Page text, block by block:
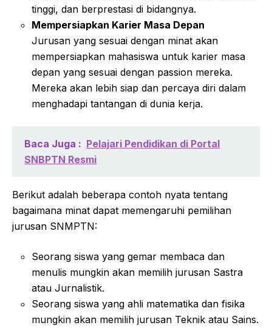
tinggi, dan berprestasi di bidangnya.
Mempersiapkan Karier Masa Depan
Jurusan yang sesuai dengan minat akan
mempersiapkan mahasiswa untuk karier masa
depan yang sesuai dengan passion mereka.
Mereka akan lebih siap dan percaya diri dalam
menghadapi tantangan di dunia kerja.
Baca Juga : Pelajari Pendidikan di Portal
SNBPTN Resmi
Berikut adalah beberapa contoh nyata tentang
bagaimana minat dapat memengaruhi pemilihan
jurusan SNMPTN:
Seorang siswa yang gemar membaca dan
menulis mungkin akan memilih jurusan Sastra
atau Jurnalistik.
Seorang siswa yang ahli matematika dan fisika
mungkin akan memilih jurusan Teknik atau Sains.